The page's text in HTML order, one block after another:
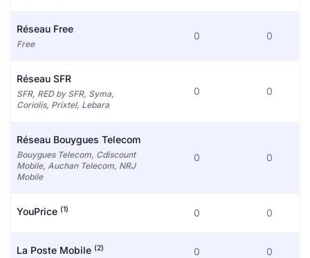
Réseau Free
Free
0 0
Réseau SFR
SFR, RED by SFR, Syma,
Coriolis, Prixtel, Lebara
0 0
Réseau Bouygues Telecom
Bouygues Telecom, Cdiscount
Mobile, Auchan Telecom, NRJ
Mobile
0 0
YouPrice (1) 0 0
La Poste Mobile (2) 0 0